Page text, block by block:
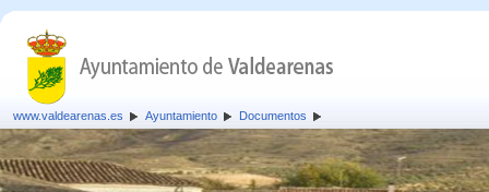
www.valdearenas.es Ayuntamiento Documentos